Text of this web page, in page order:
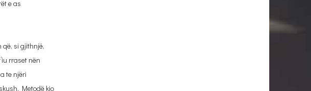
e as
që, si gjithnjë,
rraset nën
te njëri
Metodë kjo